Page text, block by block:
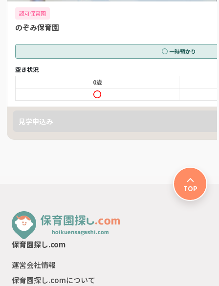
認可保育園
のぞみ保育園
一時預かり
空き状況
0歳
見学申込み
TOP
保育園探し.com
運営会社情報
保育園探し.comについて